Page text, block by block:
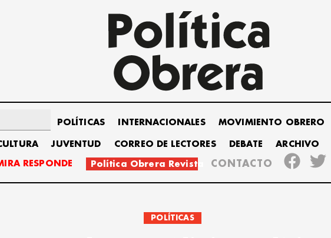
POLÍTICAS INTERNACIONALES MOVIMIENTO OBRERO
JUVENTUD CORREO DE LECTORES DEBATE ARCHIVO
RESPONDE Política Obrera Revista CONTACTO
POLÍTICAS